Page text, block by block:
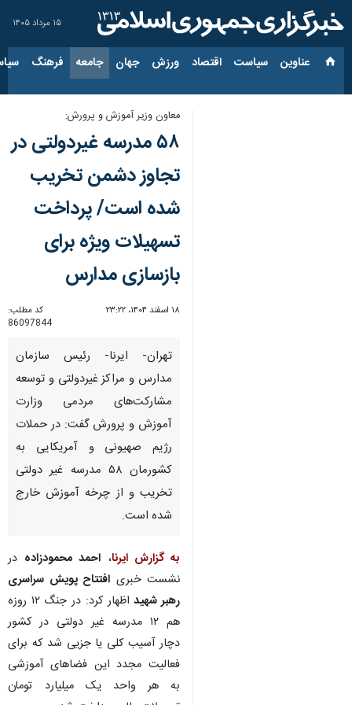
۱۵ مرداد ۱۴۰۵
عناوین‌ سیاست اقتصاد ورزش جهان جامعه فرهنگ
معاون وزیر آموزش و پرورش:
۵۸ مدرسه غیردولتی در
تجاوز دشمن تخریب
شده است/ پرداخت
تسهیلات ویژه برای
بازسازی مدارس
۱۸ اسفند ۱۴۰۴، ۲۳:۲۲
کد مطلب:
86097844
تهران- ایرنا- رئیس سازمان
مدارس و مراکز غیردولتی و توسعه
مشارکت‌های مردمی وزارت
آموزش‌ و پرورش گفت: در حملات
رژیم صهیونی و آمریکایی به
کشورمان ۵۸ مدرسه غیر دولتی
تخریب و از چرخه آموزش خارج
شده است.
به گزارش ایرنا، احمد محمودزاده در
نشست خبری افتتاح پویش سراسری
رهبر شهید
اظهار کرد: در جنگ ۱۲ روزه
هم ۱۲ مدرسه غیر دولتی در کشور
دچار آسیب کلی یا جزیی شد که برای
فعالیت مجدد این فضاهای آموزشی
به هر واحد یک میلیارد تومان